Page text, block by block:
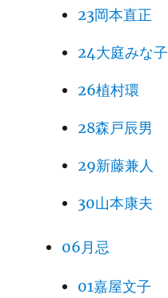
23岡本直正
24大庭みな子
26植村環
28森戸辰男
29新藤兼人
30山本康夫
06月忌
01嘉屋文子